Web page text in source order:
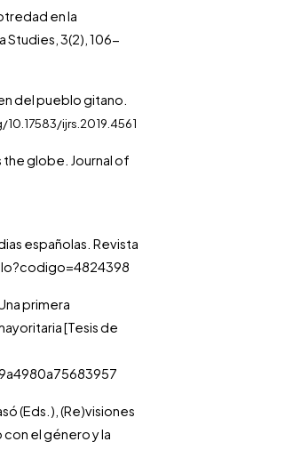
en la
Studies, 3(2), 106-
del pueblo gitano.
ijrs.2019.4561
the globe. Journal of
españolas. Revista
primera
[Tesis de
(Eds.), (Re)visiones
el género y la